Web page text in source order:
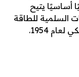
أساسيًا يتيح
السلمية للطاقة
1954.